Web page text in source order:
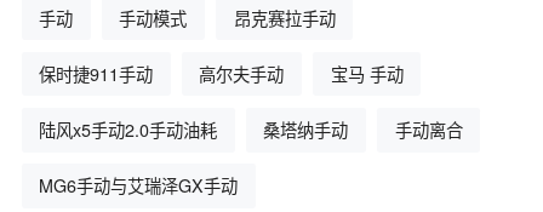
手动 手动模式 昂克赛拉手动
保时捷911手动 高尔夫手动 宝马 手动
陆风x5手动2.0手动油耗 桑塔纳手动 手动离合
MG6手动与艾瑞泽GX手动